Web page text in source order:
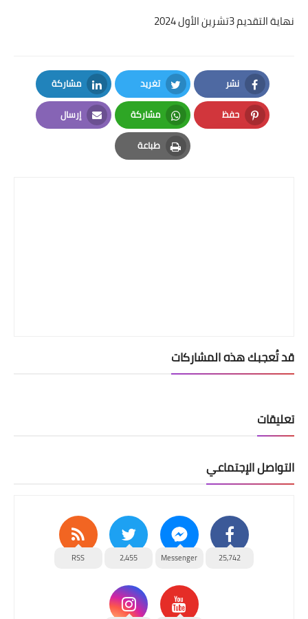
نهاية التقديم 3تشرين الأول 2024
نشر
Facebook
تغريد
Twitter
مشاركة
LinkedIn
حفظ
Pinterest
مشاركة
Whatsapp
إرسال
Email
طباعة
Print
قد تُعجبك هذه المشاركات
تعليقات
التواصل الإجتماعي
25,742
Messenger
2,455
RSS